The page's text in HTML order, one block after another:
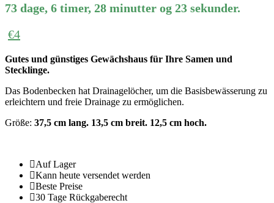
73 dage, 6 timer, 28 minutter og 23 sekunder.
€4
Gutes und günstiges Gewächshaus für Ihre Samen und
Stecklinge.
Das Bodenbecken hat Drainagelöcher, um die Basisbewässerung zu
erleichtern und freie Drainage zu ermöglichen.
Größe: 37,5 cm lang. 13,5 cm breit. 12,5 cm hoch.
Auf Lager
Kann heute versendet werden
Beste Preise
30 Tage Rückgaberecht